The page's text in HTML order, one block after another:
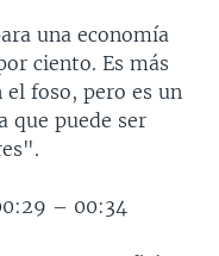
una economía
ciento. Es más
el foso, pero es un
que puede ser
– 00:34